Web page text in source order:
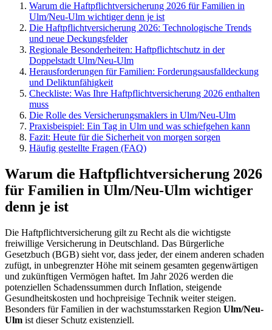
Warum die Haftpflichtversicherung 2026 für Familien in
Ulm/Neu-Ulm wichtiger denn je ist
Die Haftpflichtversicherung 2026: Technologische Trends
und neue Deckungsfelder
Regionale Besonderheiten: Haftpflichtschutz in der
Doppelstadt Ulm/Neu-Ulm
Herausforderungen für Familien: Forderungsausfalldeckung
und Deliktunfähigkeit
Checkliste: Was Ihre Haftpflichtversicherung 2026 enthalten
muss
Die Rolle des Versicherungsmaklers in Ulm/Neu-Ulm
Praxisbeispiel: Ein Tag in Ulm und was schiefgehen kann
Fazit: Heute für die Sicherheit von morgen sorgen
Häufig gestellte Fragen (FAQ)
Warum die Haftpflichtversicherung 2026
für Familien in Ulm/Neu-Ulm wichtiger
denn je ist
Die Haftpflichtversicherung gilt zu Recht als die wichtigste
freiwillige Versicherung in Deutschland. Das Bürgerliche
Gesetzbuch (BGB) sieht vor, dass jeder, der einem anderen schaden
zufügt, in unbegrenzter Höhe mit seinem gesamten gegenwärtigen
und zukünftigen Vermögen haftet. Im Jahr 2026 werden die
potenziellen Schadenssummen durch Inflation, steigende
Gesundheitskosten und hochpreisige Technik weiter steigen.
Besonders für Familien in der wachstumsstarken Region Ulm/Neu-
Ulm ist dieser Schutz existenziell.